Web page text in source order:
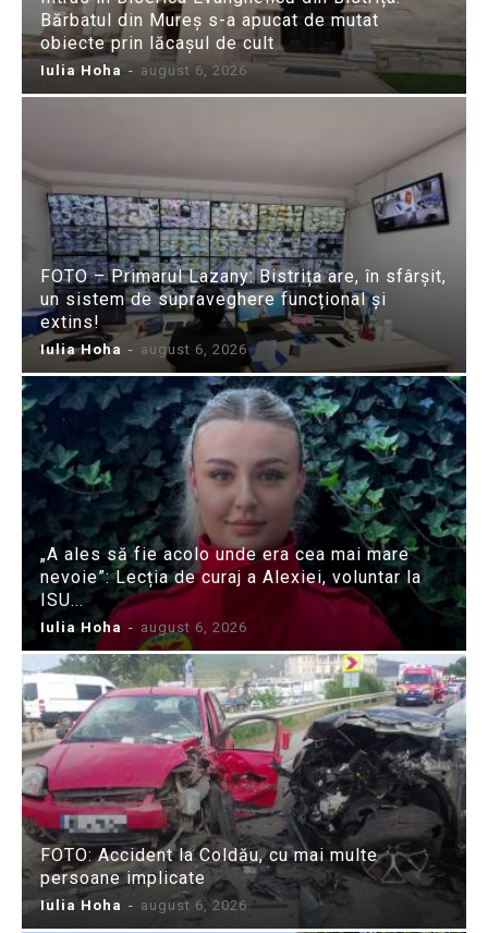
Bărbatul din Mureș s-a apucat de mutat
obiecte prin lăcașul de cult
Iulia Hoha - august 6, 2026
FOTO – Primarul Lazany: Bistrița are, în sfârșit,
un sistem de supraveghere funcțional și
extins!
Iulia Hoha - august 6, 2026
„A ales să fie acolo unde era cea mai mare
nevoie”: Lecția de curaj a Alexiei, voluntar la
ISU...
Iulia Hoha - august 6, 2026
FOTO: Accident la Coldău, cu mai multe
persoane implicate
Iulia Hoha - august 6, 2026